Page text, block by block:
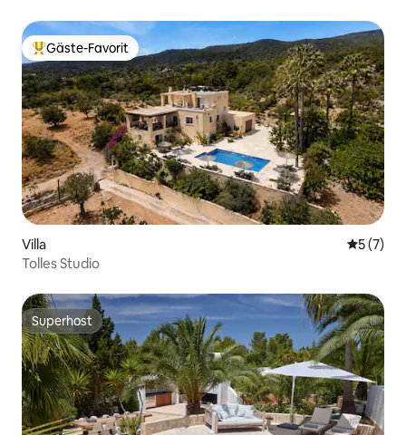
Beliebter Gäste-Favorit.
Gäste-Favorit
Villa
5 (7)
Tolles Studio
Superhost
Superhost